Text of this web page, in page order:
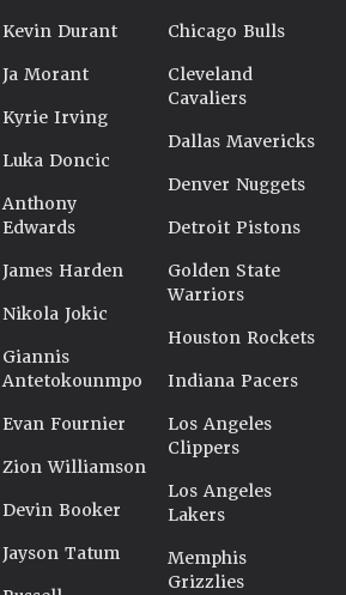
Kevin Durant
Ja Morant
Kyrie Irving
Luka Doncic
Anthony
Edwards
James Harden
Nikola Jokic
Giannis
Antetokounmpo
Evan Fournier
Zion Williamson
Devin Booker
Jayson Tatum
Chicago Bulls
Cleveland
Cavaliers
Dallas Mavericks
Denver Nuggets
Detroit Pistons
Golden State
Warriors
Houston Rockets
Indiana Pacers
Los Angeles
Clippers
Los Angeles
Lakers
Memphis
Grizzlies